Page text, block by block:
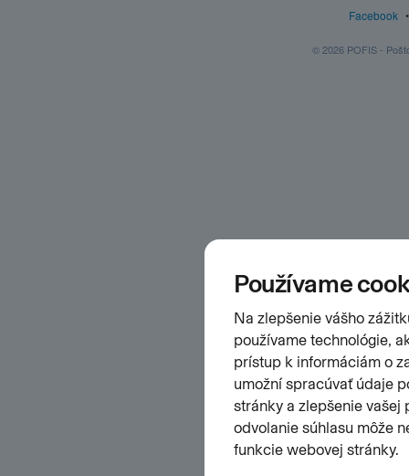
Facebook
© 2026 POFIS -